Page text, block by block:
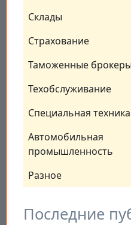
Склады
Страхование
Таможенные брокеры
Техобслуживание
Специальная техника
Автомобильная
промышленность
Разное
Последние